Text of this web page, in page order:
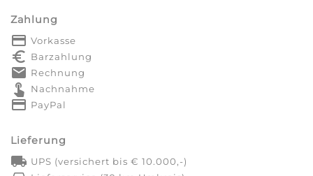
Zahlung
payment Vorkasse
euro_symbol Barzahlung
markunread Rechnung
touch_app Nachnahme
credit_card PayPal
Lieferung
local_shipping UPS (versichert bis € 10.000,-)